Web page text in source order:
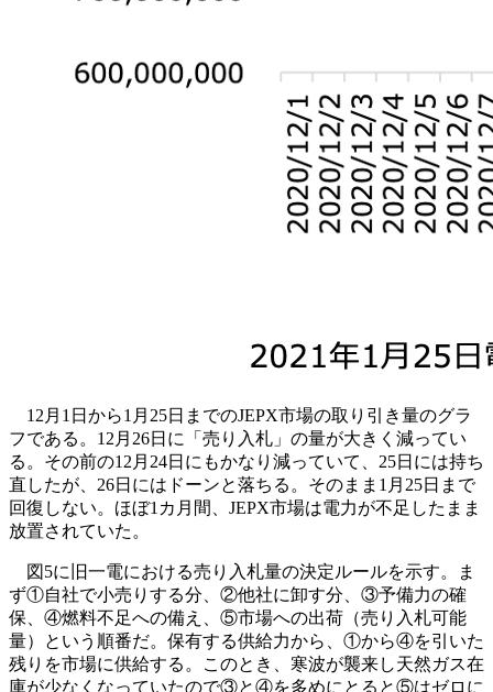
12月1日から1月25日までのJEPX市場の取り引き量のグラ
フである。12月26日に「売り入札」の量が大きく減ってい
る。その前の12月24日にもかなり減っていて、25日には持ち
直したが、26日にはドーンと落ちる。そのまま1月25日まで
回復しない。ほぼ1カ月間、JEPX市場は電力が不足したまま
放置されていた。
図5に旧一電における売り入札量の決定ルールを示す。ま
ず①自社で小売りする分、②他社に卸す分、③予備力の確
保、④燃料不足への備え、⑤市場への出荷（売り入札可能
量）という順番だ。保有する供給力から、①から④を引いた
残りを市場に供給する。このとき、寒波が襲来し天然ガス在
庫が少なくなっていたので③と④を多めにとると⑤はゼロに